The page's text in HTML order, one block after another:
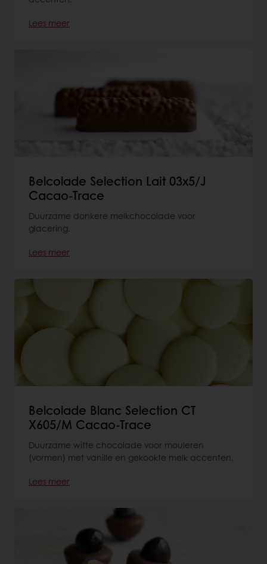
Lees meer
Belcolade Selection Lait 03x5/J
Cacao-Trace
Duurzame donkere melkchocolade voor
glacering.
Lees meer
Belcolade Blanc Selection CT
X605/M Cacao-Trace
Duurzame witte chocolade voor mouleren
(vormen) met vanille en gekookte melk accenten.
Lees meer